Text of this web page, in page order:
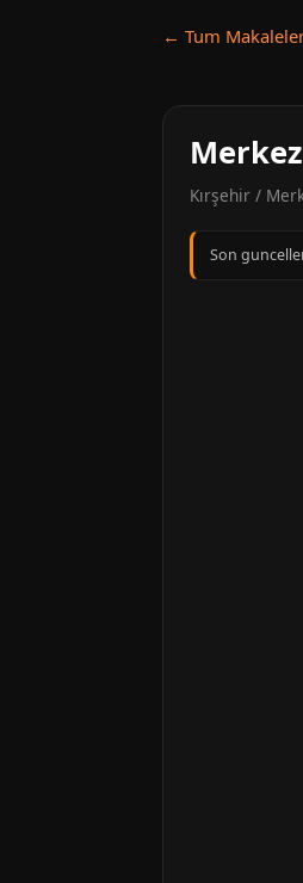
← Tum
Kırşehir /
Son